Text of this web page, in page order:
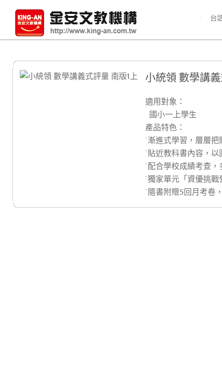
台
小統領 數學講
適用對象：
國小一上學生
產品特色：
˙漸進式學習，層層
˙貼近教科書內容，
˙配合學校成績考查
˙獨家單元「資優挑
˙隨書附贈5回月考卷